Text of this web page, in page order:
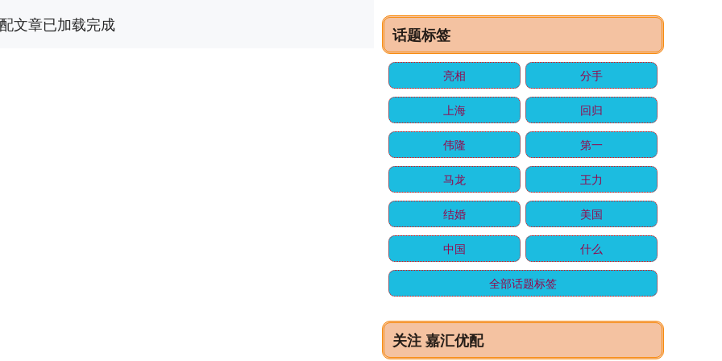
文章已加载完成
话题标签
亮相 分手
上海 回归
伟隆 第一
马龙 王力
结婚 美国
中国 什么
全部话题标签
关注 嘉汇优配